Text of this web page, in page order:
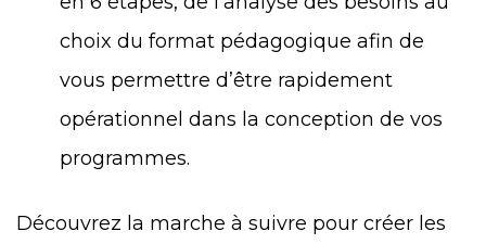
choix du format pédagogique afin de
vous permettre d’être rapidement
opérationnel dans la conception de vos
programmes.
Découvrez la marche à suivre pour créer les